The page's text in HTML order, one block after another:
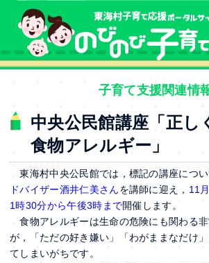
本文へ
子育て支援関連情
中央公民館講座「正し
食物アレルギー」
東海村中央公民館では，標記の講座につ
ドバイザー酒井仁美さんを講師に迎え， 11
1時30分から午後3時まで開催します。
食物アレルギーは生命の危険にも関わる
が，「ただの好き嫌い」「わがままなだけ
てしまいがちです。